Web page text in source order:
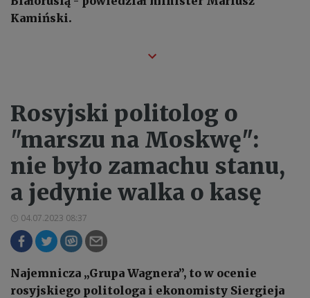
Kamiński.
Rosyjski politolog o
"marszu na Moskwę":
nie było zamachu stanu,
a jedynie walka o kasę
04.07.2023 08:37
Najemnicza „Grupa Wagnera”, to w ocenie
rosyjskiego politologa i ekonomisty Siergieja